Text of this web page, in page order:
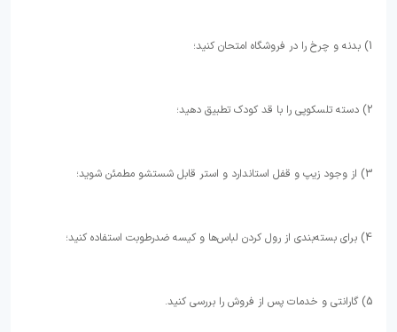
1) بدنه و چرخ را در فروشگاه امتحان کنید؛
2) دسته تلسکوپی را با قد کودک تطبیق دهید؛
3) از وجود زیپ و قفل استاندارد و استر قابل شستشو مطمئن شوید؛
4) برای بسته‌بندی از رول کردن لباس‌ها و کیسه ضدرطوبت استفاده کنید؛
5) گارانتی و خدمات پس از فروش را بررسی کنید.